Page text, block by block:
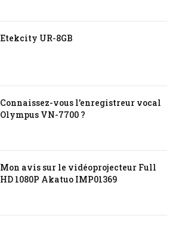
Etekcity UR-8GB
Connaissez-vous l’enregistreur vocal
Olympus VN-7700 ?
Mon avis sur le vidéoprojecteur Full
HD 1080P Akatuo ‎IMP01369